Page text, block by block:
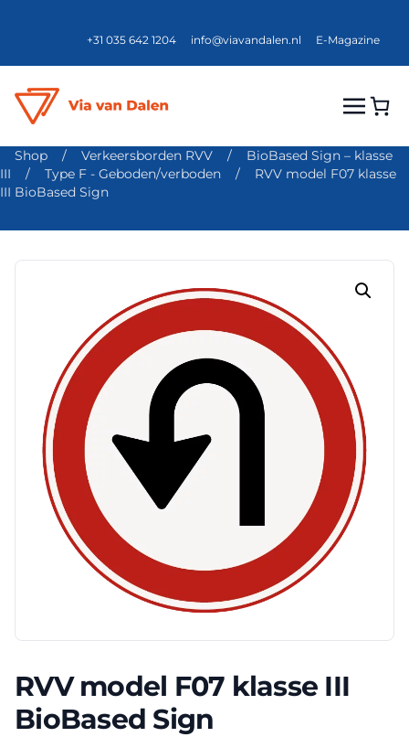
+31 035 642 1204 info@viavandalen.nl E-Magazine
Shop / Verkeersborden RVV /
BioBased Sign – klasse
III
/ Type F - Geboden/verboden /
RVV model F07 klasse
III BioBased Sign
RVV model F07 klasse III
BioBased Sign